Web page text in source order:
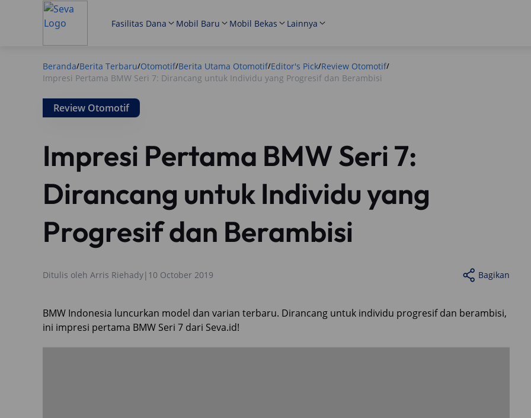
Fasilitas Dana Mobil Baru Mobil Bekas Lainnya
Beranda/Berita Terbaru/Otomotif/Berita Utama Otomotif/Editor's Pick/Review Otomotif/
Impresi Pertama BMW Seri 7: Dirancang untuk Individu yang Progresif dan Berambisi
Review Otomotif
Impresi Pertama BMW Seri 7:
Dirancang untuk Individu yang
Progresif dan Berambisi
Ditulis oleh Arris Riehady| 10 October 2019 Bagikan
BMW Indonesia luncurkan model dan varian terbaru. Dirancang untuk individu progresif dan berambisi,
ini impresi pertama BMW Seri 7 dari Seva.id!